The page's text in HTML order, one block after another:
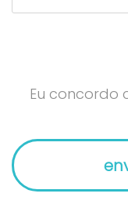
Eu concordo